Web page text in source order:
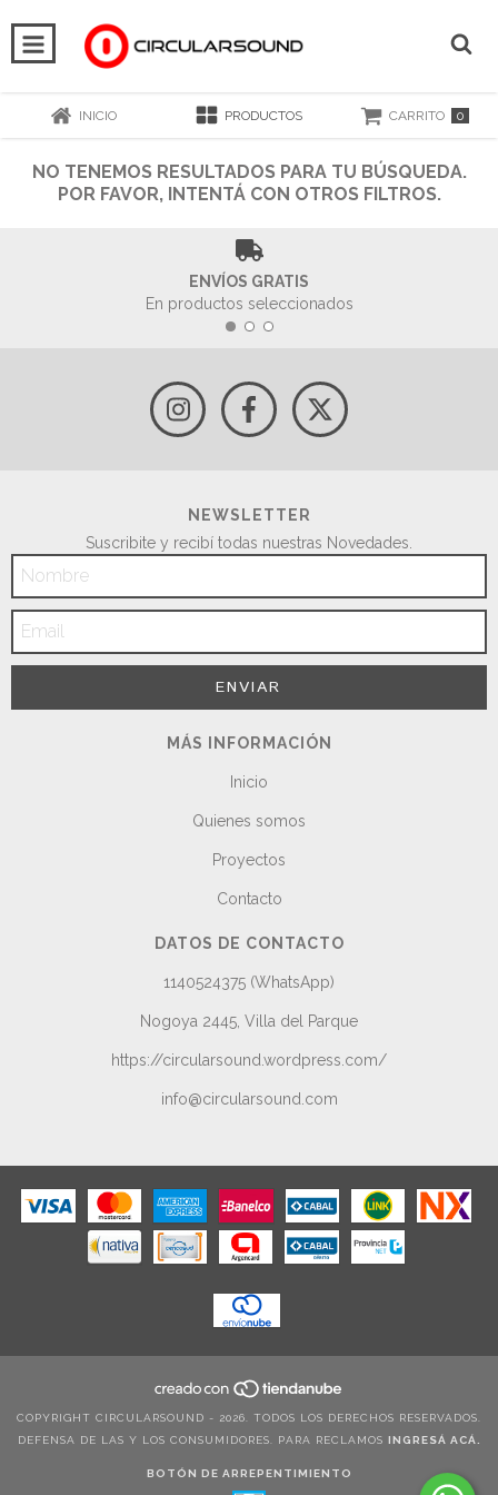
INICIO PRODUCTOS CARRITO 0
NO TENEMOS RESULTADOS PARA TU BÚSQUEDA.
POR FAVOR, INTENTÁ CON OTROS FILTROS.
ENVÍOS GRATIS
En productos seleccionados
NEWSLETTER
Suscribite y recibí todas nuestras Novedades.
MÁS INFORMACIÓN
Inicio
Quienes somos
Proyectos
Contacto
DATOS DE CONTACTO
1140524375 (WhatsApp)
Nogoya 2445, Villa del Parque
https://circularsound.wordpress.com/
info@circularsound.com
COPYRIGHT CIRCULARSOUND - 2026. TODOS LOS DERECHOS RESERVADOS.
DEFENSA DE LAS Y LOS CONSUMIDORES. PARA RECLAMOS INGRESÁ ACÁ.
BOTÓN DE ARREPENTIMIENTO